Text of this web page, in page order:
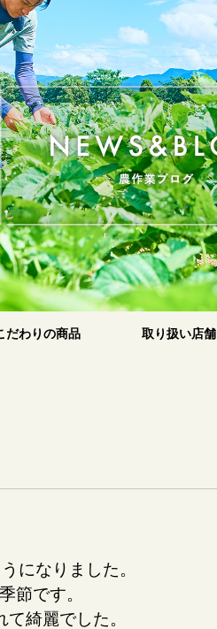
だわりの商品 取り扱い店舗
になりました。
節です。
綺麗でした。